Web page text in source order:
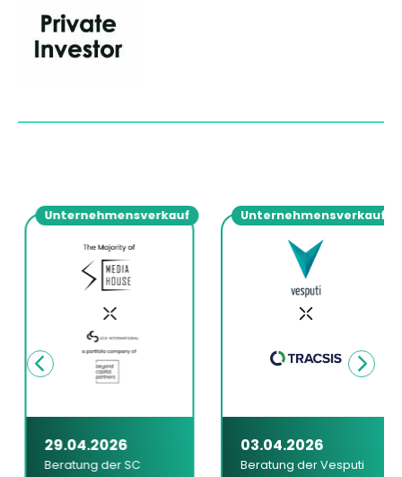
Unternehmensverkauf
29.04.2026
Beratung der SC
Unternehmensverkauf
03.04.2026
Beratung der Vesputi